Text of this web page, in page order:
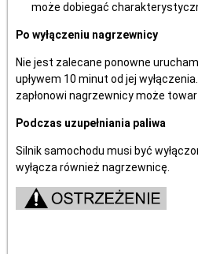
może dobiegać
Po wyłączeniu nagrzewnicy
Nie jest zalecane ponowne
upływem 10 minut od jej
zapłonowi nagrzewnicy może
Podczas uzupełniania paliwa
Silnik samochodu musi być
wyłącza również nagrzewnicę.